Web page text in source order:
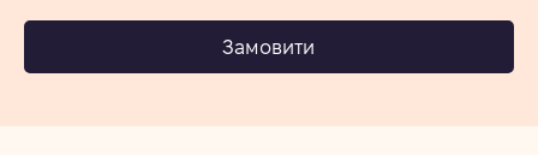
Замовити